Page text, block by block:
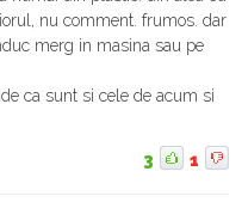
nu comment. frumos. dar
merg in masina sau pe
ca sunt si cele de acum si
3 1